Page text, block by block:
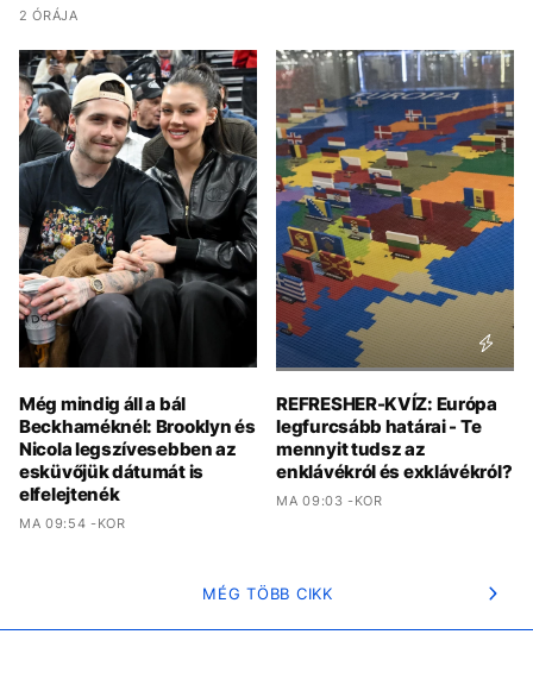
2 ÓRÁJA
Még mindig áll a bál
Beckhaméknél: Brooklyn és
Nicola legszívesebben az
esküvőjük dátumát is
elfelejtenék
MA 09:54 -KOR
REFRESHER-KVÍZ: Európa
legfurcsább határai - Te
mennyit tudsz az
enklávékról és exklávékról?
MA 09:03 -KOR
MÉG TÖBB CIKK